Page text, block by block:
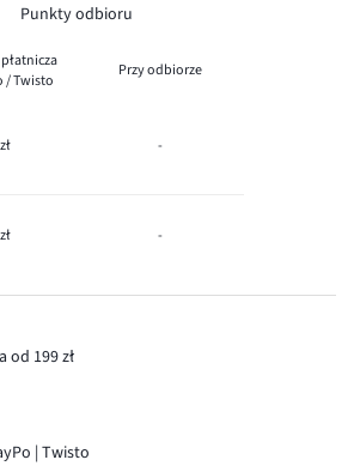
Punkty odbioru
/ Twisto
Przy odbiorze
-
-
od 199 zł
| Twisto